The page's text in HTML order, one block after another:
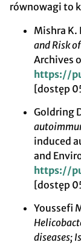
równowagi to
Mishra K.
and Risk
Archives
https://
[dostęp
Goldring
induced
and
https://
[dostęp
Youssefi
diseases;